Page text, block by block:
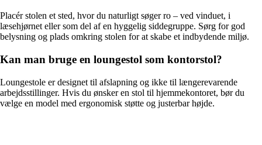
Placér stolen et sted, hvor du naturligt søger ro – ved vinduet, i
læsehjørnet eller som del af en hyggelig siddegruppe. Sørg for god
belysning og plads omkring stolen for at skabe et indbydende miljø.
Kan man bruge en loungestol som kontorstol?
Loungestole er designet til afslapning og ikke til længerevarende
arbejdsstillinger. Hvis du ønsker en stol til hjemmekontoret, bør du
vælge en model med ergonomisk støtte og justerbar højde.